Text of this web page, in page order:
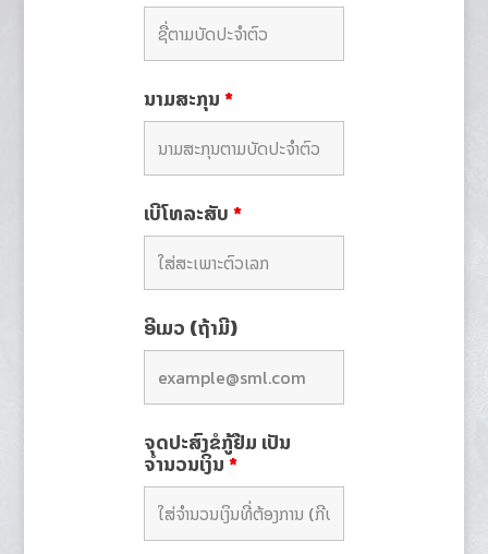
ນາມສະກຸນ*
ເບີໂທລະສັບ*
ອີເມວ (ຖ້າມີ)
ຈຸດປະສົງຂໍກູ້ຢືມ ເປັນ
ຈຳນວນເງິນ*